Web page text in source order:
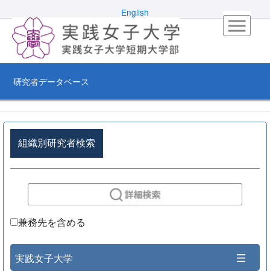
English
研究者データベース
組織別研究者検索
兼務先を含める
実践女子大学